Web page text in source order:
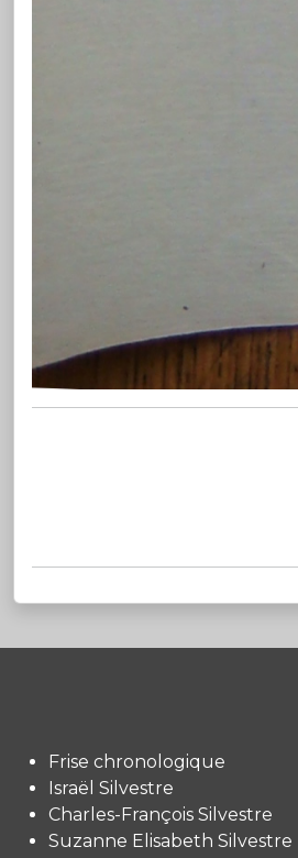
Frise chronologique
Israël Silvestre
Charles-François Silvestre
Suzanne Elisabeth Silvestre